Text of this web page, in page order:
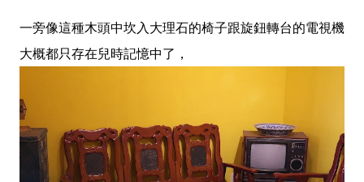
一旁像這種木頭中坎入大理石的椅子跟旋鈕轉台的電視機
大概都只存在兒時記憶中了，